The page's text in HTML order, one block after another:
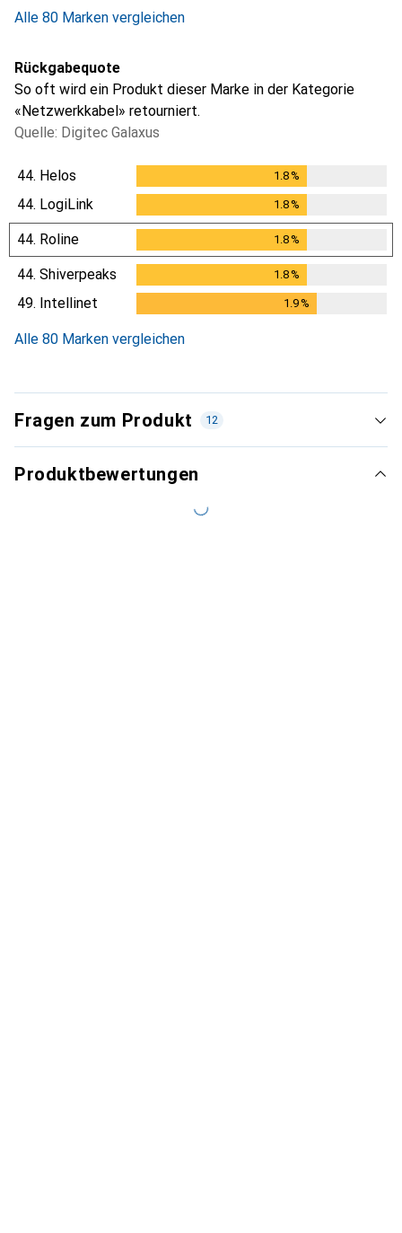
Alle 80 Marken vergleichen
Rückgabequote
So oft wird ein Produkt dieser Marke in der Kategorie
«Netzwerkkabel» retourniert.
Quelle: Digitec Galaxus
44. Helos 1.8%
44. LogiLink 1.8%
44. Roline 1.8%
44. Shiverpeaks 1.8%
49. Intellinet 1.9%
Alle 80 Marken vergleichen
Fragen zum Produkt 12
Produktbewertungen